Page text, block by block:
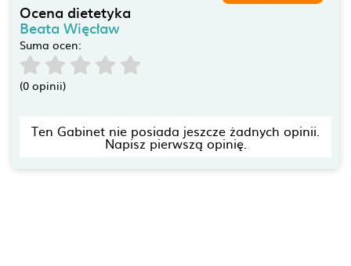
Ocena dietetyka
Beata Więcław
Suma ocen:
(0 opinii)
Ten Gabinet nie posiada jeszcze żadnych opinii.
Napisz pierwszą opinię.